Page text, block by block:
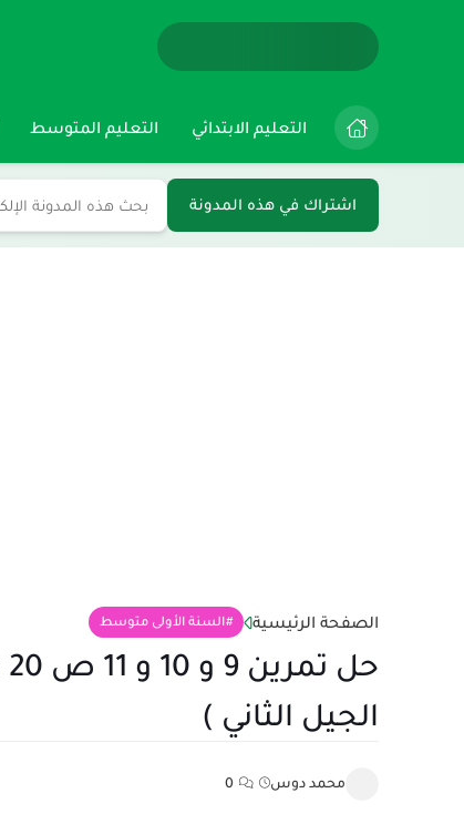
التعليم الابتدائي التعليم المتوسط
اشتراك في هذه المدونة
الصفحة الرئيسية السنة الأولى متوسط
الجيل الثاني )
محمد دوس 0